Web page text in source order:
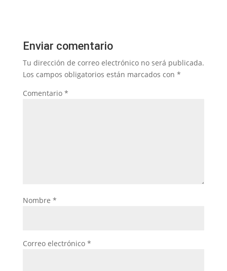
Enviar comentario
Tu dirección de correo electrónico no será publicada.
Los campos obligatorios están marcados con *
Comentario *
Nombre *
Correo electrónico *